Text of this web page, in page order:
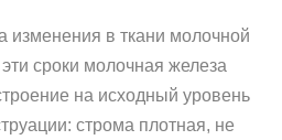
изменения в ткани молочной
сроки молочная железа
на исходный уровень
строма плотная, не